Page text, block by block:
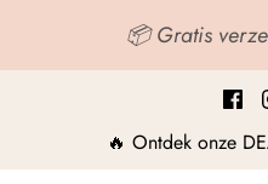
📦 Gratis
🔥 Ontdek onze